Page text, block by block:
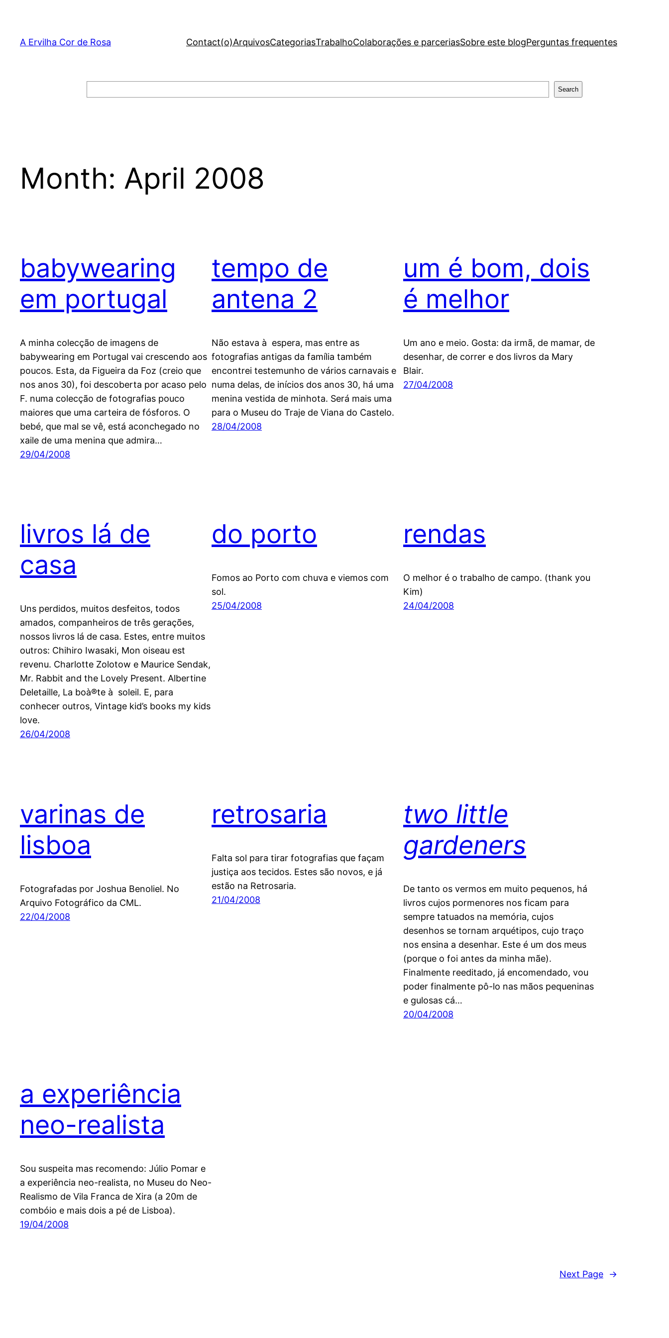
content
A Ervilha Cor de Rosa Contact(o)ArquivosCategoriasTrabalhoColaborações e parceriasSobre este blogPerguntas frequentes
Search
Month: April 2008
babywearing
em portugal
A minha colecção de imagens de
babywearing em Portugal vai crescendo aos
poucos. Esta, da Figueira da Foz (creio que
nos anos 30), foi descoberta por acaso pelo
F. numa colecção de fotografias pouco
maiores que uma carteira de fósforos. O
bebé, que mal se vê, está aconchegado no
xaile de uma menina que admira…
29/04/2008
tempo de
antena 2
Não estava à espera, mas entre as
fotografias antigas da família também
encontrei testemunho de vários carnavais e
numa delas, de inícios dos anos 30, há uma
menina vestida de minhota. Será mais uma
para o Museu do Traje de Viana do Castelo.
28/04/2008
um é bom, dois
é melhor
Um ano e meio. Gosta: da irmã, de mamar, de
desenhar, de correr e dos livros da Mary
Blair.
27/04/2008
livros lá de
casa
Uns perdidos, muitos desfeitos, todos
amados, companheiros de três gerações,
nossos livros lá de casa. Estes, entre muitos
outros: Chihiro Iwasaki, Mon oiseau est
revenu. Charlotte Zolotow e Maurice Sendak,
Mr. Rabbit and the Lovely Present. Albertine
Deletaille, La boà®te à soleil. E, para
conhecer outros, Vintage kid’s books my kids
love.
26/04/2008
do porto
Fomos ao Porto com chuva e viemos com
sol.
25/04/2008
rendas
O melhor é o trabalho de campo. (thank you
Kim)
24/04/2008
varinas de
lisboa
Fotografadas por Joshua Benoliel. No
Arquivo Fotográfico da CML.
22/04/2008
retrosaria
Falta sol para tirar fotografias que façam
justiça aos tecidos. Estes são novos, e já
estão na Retrosaria.
21/04/2008
two little
gardeners
De tanto os vermos em muito pequenos, há
livros cujos pormenores nos ficam para
sempre tatuados na memória, cujos
desenhos se tornam arquétipos, cujo traço
nos ensina a desenhar. Este é um dos meus
(porque o foi antes da minha mãe).
Finalmente reeditado, já encomendado, vou
poder finalmente pô-lo nas mãos pequeninas
e gulosas cá…
20/04/2008
a experiência
neo-realista
Sou suspeita mas recomendo: Júlio Pomar e
a experiência neo-realista, no Museu do Neo-
Realismo de Vila Franca de Xira (a 20m de
combóio e mais dois a pé de Lisboa).
19/04/2008
Next Page →